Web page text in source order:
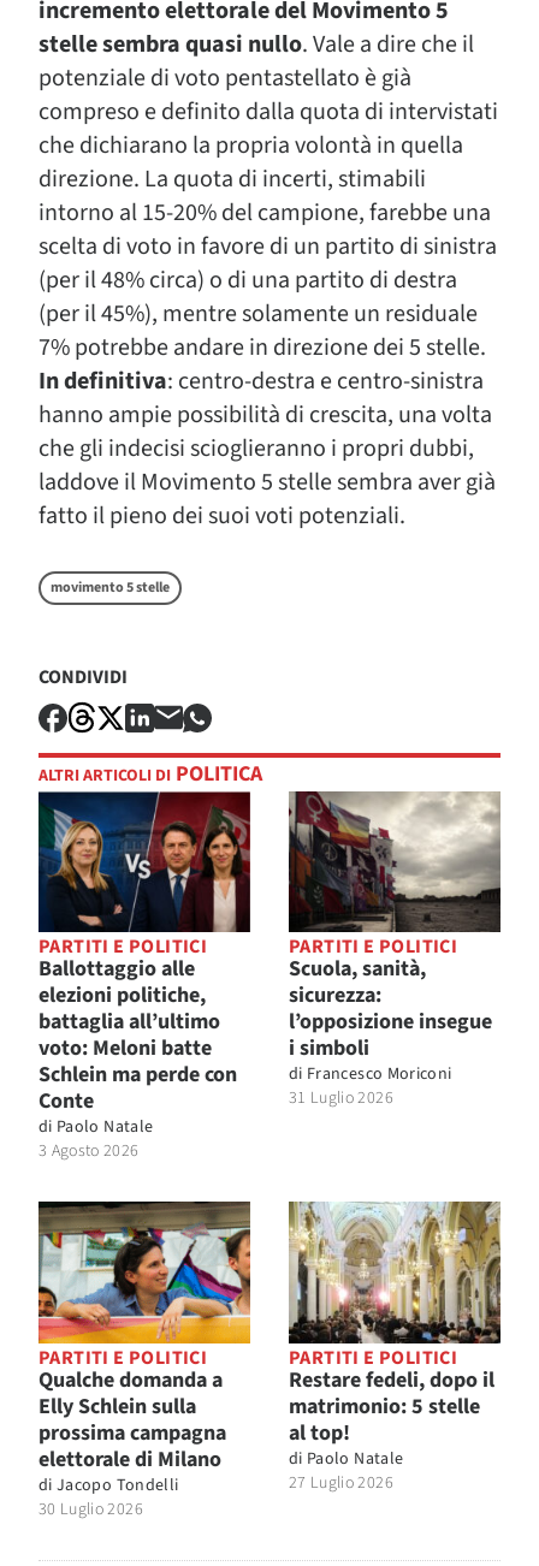
incremento elettorale del Movimento 5
stelle sembra quasi nullo. Vale a dire che il
potenziale di voto pentastellato è già
compreso e definito dalla quota di intervistati
che dichiarano la propria volontà in quella
direzione. La quota di incerti, stimabili
intorno al 15-20% del campione, farebbe una
scelta di voto in favore di un partito di sinistra
(per il 48% circa) o di una partito di destra
(per il 45%), mentre solamente un residuale
7% potrebbe andare in direzione dei 5 stelle.
In definitiva: centro-destra e centro-sinistra
hanno ampie possibilità di crescita, una volta
che gli indecisi scioglieranno i propri dubbi,
laddove il Movimento 5 stelle sembra aver già
fatto il pieno dei suoi voti potenziali.
movimento 5 stelle
CONDIVIDI
ALTRI ARTICOLI DI POLITICA
PARTITI E POLITICI
Ballottaggio alle
elezioni politiche,
battaglia all’ultimo
voto: Meloni batte
Schlein ma perde con
Conte
di Paolo Natale
3 Agosto 2026
PARTITI E POLITICI
Scuola, sanità,
sicurezza:
l’opposizione insegue
i simboli
di Francesco Moriconi
31 Luglio 2026
PARTITI E POLITICI
Qualche domanda a
Elly Schlein sulla
prossima campagna
elettorale di Milano
di Jacopo Tondelli
30 Luglio 2026
PARTITI E POLITICI
Restare fedeli, dopo il
matrimonio: 5 stelle
al top!
di Paolo Natale
27 Luglio 2026